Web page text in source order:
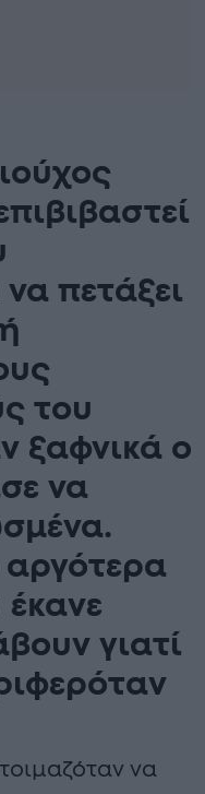
πετάξει
του
ξαφνικά ο
να
αργότερα
γιατί
να